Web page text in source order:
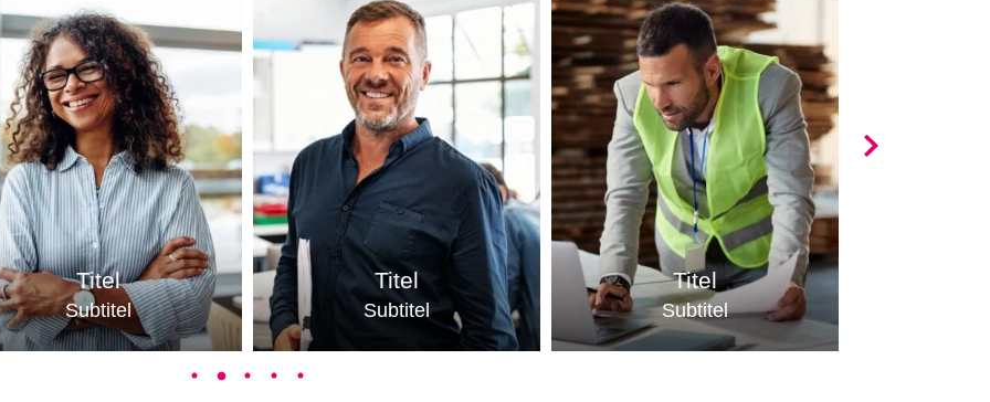
Titel
Subtitel
Titel
Subtitel
Titel
Subtitel